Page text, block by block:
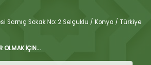
Sarnıç Sokak No: 2 Selçuklu / Konya / Türkiye
OLMAK İÇIN...